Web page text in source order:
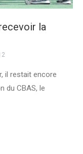
la
il restait encore
du CBAS, le